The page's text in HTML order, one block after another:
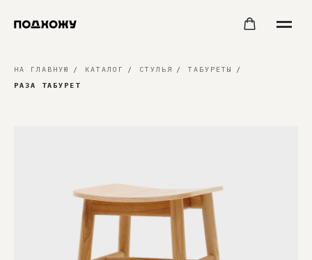
НА ГЛАВНУЮ / КАТАЛОГ / СТУЛЬЯ / ТАБУРЕТЫ
/
РАЗА ТАБУРЕТ